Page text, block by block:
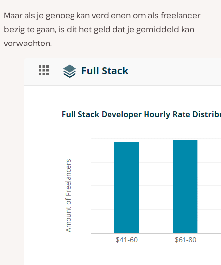
Maar als je genoeg kan verdienen om als freelancer
bezig te gaan, is dit het geld dat je gemiddeld kan
verwachten.